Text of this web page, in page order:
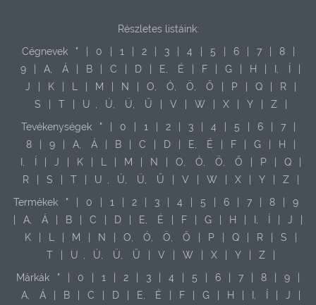
Részletes listáink:
Cégnevek
" 0 1 2 3 4 5 6 7 8
9
A, Á B C D E, É F G H
J
K M N O, Ó, Ö, Ő P Q R
S
T U Ú, Ü, Ű V W X Y Z
Tevékenységek
" 0 1 2 3 4 5 6 7
8
9 A, Á B C D E, É F G H
J K M N O, Ó, Ö, Ő P Q
R
S T U Ú, Ü, Ű V W X Y Z
Termékek
" 0 1 2 3 4 5 6 7 8
9
A, Á B C D E, É F G H J
K
M N O, Ó, Ö, Ő P Q R S
T
U Ú, Ü, Ű V W X Y Z
Márkák
" 0 1 2 3 4 5 6 7 8 9
A,
Á B C D E, É F G H J